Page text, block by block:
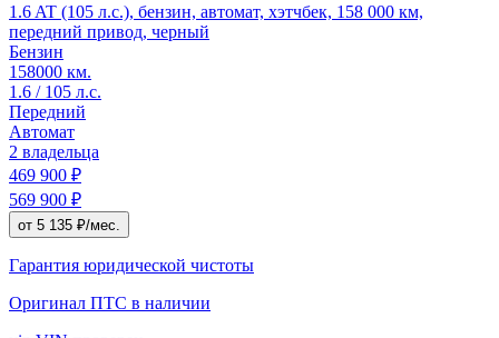
1.6 AT (105 л.с.), бензин, автомат, хэтчбек, 158 000 км,
передний привод, черный
Бензин
158000 км.
1.6 / 105 л.с.
Передний
Автомат
2 владельца
469 900 ₽
569 900 ₽
от 5 135 ₽/мес.
Гарантия юридической чистоты
Оригинал ПТС в наличии